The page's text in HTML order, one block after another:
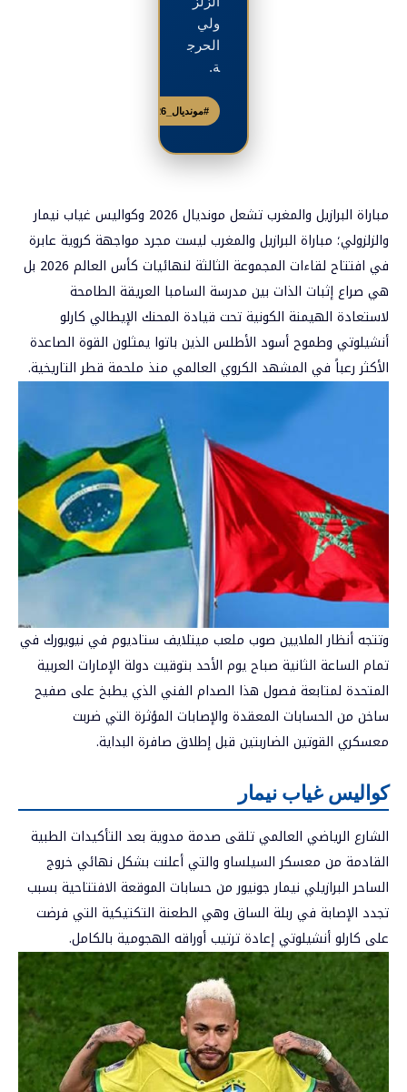
ولي
الحرج
ة.
#مونديال_2026
مباراة البرازيل والمغرب تشعل مونديال 2026 وكواليس غياب نيمار
والزلزولي؛ مباراة البرازيل والمغرب ليست مجرد مواجهة كروية عابرة
في افتتاح لقاءات المجموعة الثالثة لنهائيات كأس العالم 2026 بل
هي صراع إثبات الذات بين مدرسة السامبا العريقة الطامحة
لاستعادة الهيمنة الكونية تحت قيادة المحنك الإيطالي كارلو
أنشيلوتي وطموح أسود الأطلس الذين باتوا يمثلون القوة الصاعدة
الأكثر رعباً في المشهد الكروي العالمي منذ ملحمة قطر التاريخية.
وتتجه أنظار الملايين صوب ملعب ميتلايف ستاديوم في نيويورك في
تمام الساعة الثانية صباح يوم الأحد بتوقيت دولة الإمارات العربية
المتحدة لمتابعة فصول هذا الصدام الفني الذي يطبخ على صفيح
ساخن من الحسابات المعقدة والإصابات المؤثرة التي ضربت
معسكري القوتين الضاربتين قبل إطلاق صافرة البداية.
كواليس غياب نيمار
الشارع الرياضي العالمي تلقى صدمة مدوية بعد التأكيدات الطبية
القادمة من معسكر السيلساو والتي أعلنت بشكل نهائي خروج
الساحر البرازيلي نيمار جونيور من حسابات الموقعة الافتتاحية بسبب
تجدد الإصابة في ربلة الساق وهي الطعنة التكتيكية التي فرضت
على كارلو أنشيلوتي إعادة ترتيب أوراقه الهجومية بالكامل.